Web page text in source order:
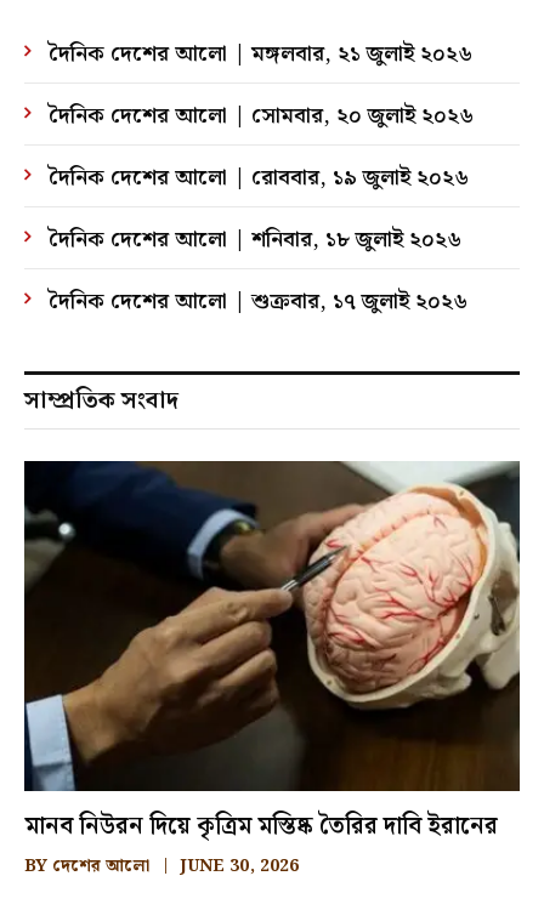
দৈনিক দেশের আলো | মঙ্গলবার, ২১ জুলাই ২০২৬
দৈনিক দেশের আলো | সোমবার, ২০ জুলাই ২০২৬
দৈনিক দেশের আলো | রোববার, ১৯ জুলাই ২০২৬
দৈনিক দেশের আলো | শনিবার, ১৮ জুলাই ২০২৬
দৈনিক দেশের আলো | শুক্রবার, ১৭ জুলাই ২০২৬
সাম্প্রতিক সংবাদ
মানব নিউরন দিয়ে কৃত্রিম মস্তিষ্ক তৈরির দাবি ইরানের
BY দেশের আলো JUNE 30, 2026